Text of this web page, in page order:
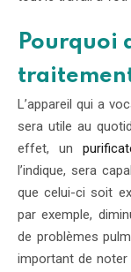
Pourquoi
L’appareil qui a
sera utile au
effet, un
l’indique, sera
que celui-ci soit
par exemple,
de problèmes
important de noter